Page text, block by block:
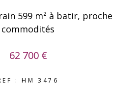
599 m² à batir, proche
commodités
62 700 €
: HM 3476